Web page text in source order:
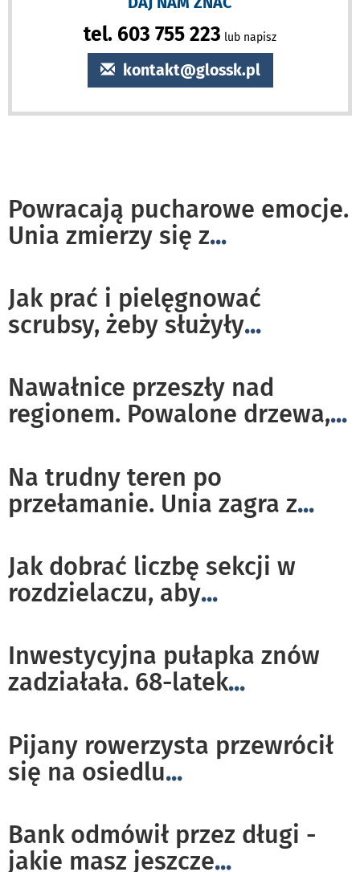
tel. 603 755 223 lub napisz
kontakt@glossk.pl
Powracają pucharowe emocje.
Unia zmierzy się z...
Jak prać i pielęgnować
scrubsy, żeby służyły...
Nawałnice przeszły nad
regionem. Powalone drzewa,...
Na trudny teren po
przełamanie. Unia zagra z...
Jak dobrać liczbę sekcji w
rozdzielaczu, aby...
Inwestycyjna pułapka znów
zadziałała. 68-latek...
Pijany rowerzysta przewrócił
się na osiedlu...
Bank odmówił przez długi -
jakie masz jeszcze...